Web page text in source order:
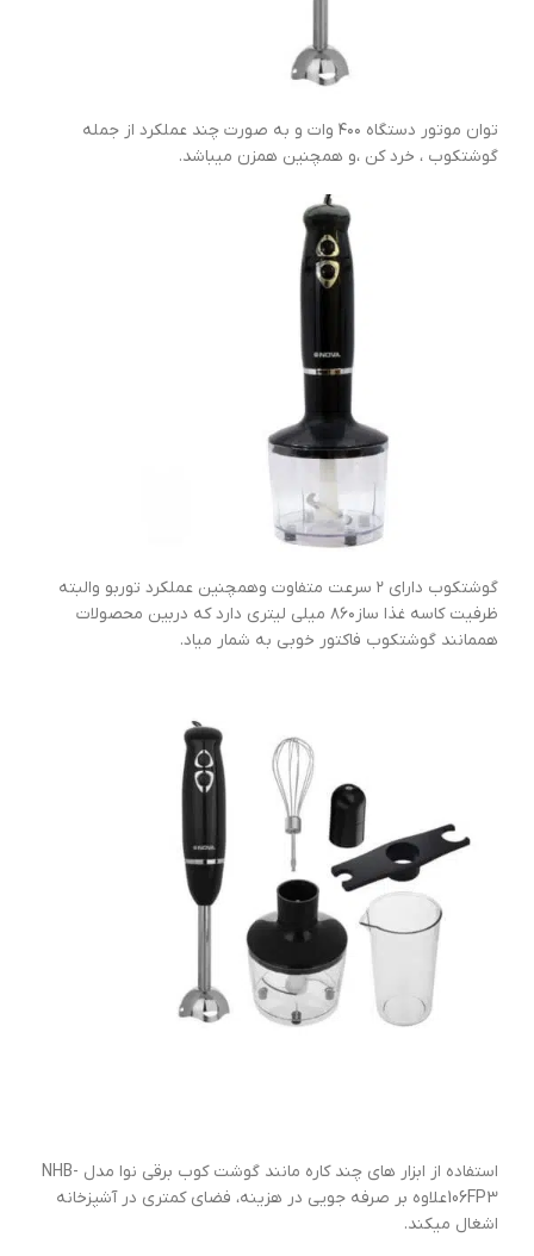
توان موتور دستگاه ۴۰۰ وات و به صورت چند عملکرد از جمله
گوشتکوب ، خرد کن ،و همچنین همزن میباشد.
گوشتکوب دارای ۲ سرعت متفاوت وهمچنین عملکرد توربو والبته
ظرفیت کاسه غذا ساز۸۶۰ میلی لیتری دارد که دربین محصولات
هممانند گوشتکوب فاکتور خوبی به شمار میاد.
استفاده از ابزار های چند کاره مانند گوشت کوب برقی نوا مدل NHB-
106FP3علاوه بر صرفه جویی در هزینه، فضای کمتری در آشپزخانه
اشغال میکند.